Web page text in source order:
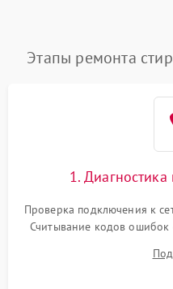
Этапы ремонта
1.
Проверка подключения к
Считывание кодов ошибок
выявления посторонних
электронного